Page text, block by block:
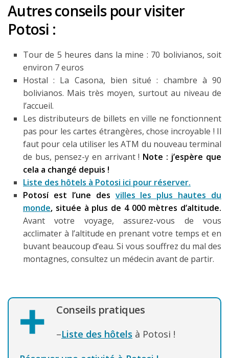
Autres conseils pour visiter
Potosi :
Tour de 5 heures dans la mine : 70 bolivianos, soit
environ 7 euros
Hostal : La Casona, bien situé : chambre à 90
bolivianos. Mais très moyen, surtout au niveau de
l’accueil.
Les distributeurs de billets en ville ne fonctionnent
pas pour les cartes étrangères, chose incroyable ! Il
faut pour cela utiliser les ATM du nouveau terminal
de bus, pensez-y en arrivant ! Note : j’espère que
cela a changé depuis !
Liste des hôtels à Potosi ici pour réserver.
Potosí est l’une des villes les plus hautes du
monde, située à plus de 4 000 mètres d’altitude.
Avant votre voyage, assurez-vous de vous
acclimater à l’altitude en prenant votre temps et en
buvant beaucoup d’eau. Si vous souffrez du mal des
montagnes, consultez un médecin avant de partir.
Conseils pratiques
–Liste des hôtels à Potosi !